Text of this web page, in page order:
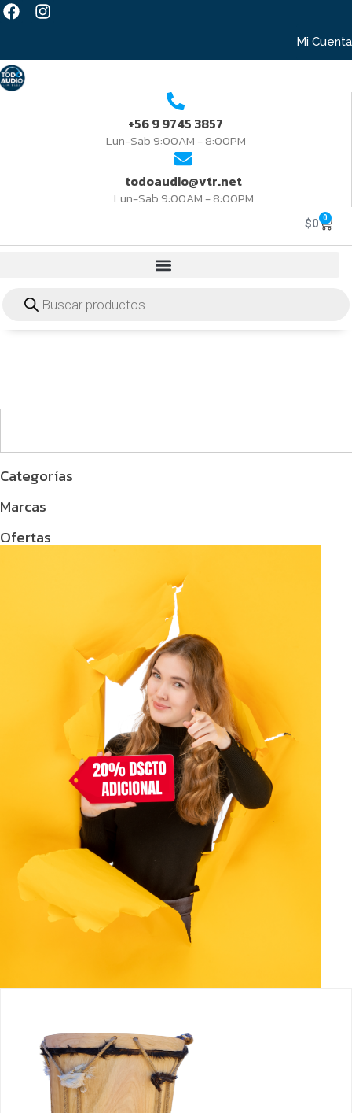
Mi Cuenta
+56 9 9745 3857
Lun-Sab 9:00AM - 8:00PM
todoaudio@vtr.net
Lun-Sab 9:00AM - 8:00PM
$0 0
Categorías
Marcas
Ofertas